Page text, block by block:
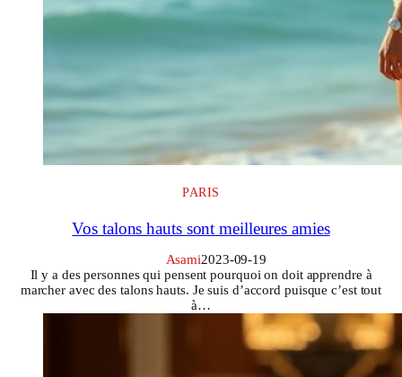
PARIS
Vos talons hauts sont meilleures amies
Asami2023-09-19
Il y a des personnes qui pensent pourquoi on doit apprendre à
marcher avec des talons hauts. Je suis d’accord puisque c’est tout
à…